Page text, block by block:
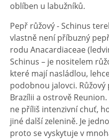
oblíben u labužníků.
Pepř růžový - Schinus
vlastně není příbuzný
rodu Anacardiaceae
Schinus – je nositelem
které mají nasládlou,
podobnou jalovci.
Brazílii a ostrově
ne příliš intenzivní chuť,
jiné další zelenině. Je
proto se vyskytuje v